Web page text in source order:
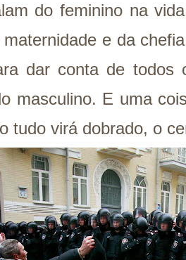
do feminino na
e da
dar conta de todos
masculino. E uma
tudo virá dobrado, o